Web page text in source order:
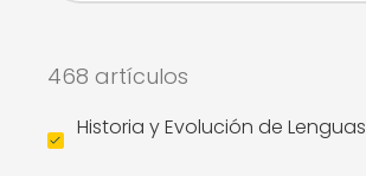
468 artículos
Historia y Evolución de Lenguas